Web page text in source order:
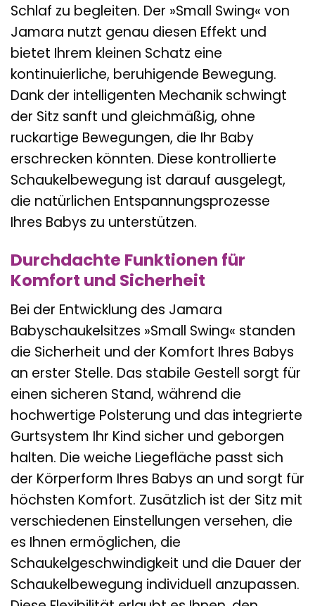
Schlaf zu begleiten. Der »Small Swing« von
Jamara nutzt genau diesen Effekt und
bietet Ihrem kleinen Schatz eine
kontinuierliche, beruhigende Bewegung.
Dank der intelligenten Mechanik schwingt
der Sitz sanft und gleichmäßig, ohne
ruckartige Bewegungen, die Ihr Baby
erschrecken könnten. Diese kontrollierte
Schaukelbewegung ist darauf ausgelegt,
die natürlichen Entspannungsprozesse
Ihres Babys zu unterstützen.
Durchdachte Funktionen für
Komfort und Sicherheit
Bei der Entwicklung des Jamara
Babyschaukelsitzes »Small Swing« standen
die Sicherheit und der Komfort Ihres Babys
an erster Stelle. Das stabile Gestell sorgt für
einen sicheren Stand, während die
hochwertige Polsterung und das integrierte
Gurtsystem Ihr Kind sicher und geborgen
halten. Die weiche Liegefläche passt sich
der Körperform Ihres Babys an und sorgt für
höchsten Komfort. Zusätzlich ist der Sitz mit
verschiedenen Einstellungen versehen, die
es Ihnen ermöglichen, die
Schaukelgeschwindigkeit und die Dauer der
Schaukelbewegung individuell anzupassen.